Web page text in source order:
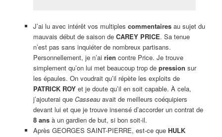
J’ai lu avec intérêt vos multiples commentairesau sujet du
mauvais début de saison de CAREY PRICE. Sa tenue
n’est pas sans inquiéter de nombreux partisans.
Personnellement, je n’ai rien contre Price. Je trouve
simplement qu’on lui met beaucoup trop de pression sur
les épaules. On voudrait qu’il répète les exploits de
PATRICK ROY et je doute qu’il en soit capable. À cela,
j’ajouterai que Casseauavait de meilleurs coéquipiers
devant lui et que je trouve insensé d’accorder un contrat de
8 ansà un gardien de but, si bon soit-il.
Après GEORGES SAINT-PIERRE, est-ce que HULK